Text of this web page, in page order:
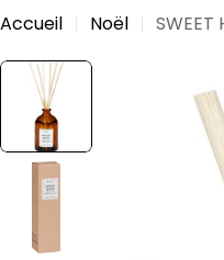
Accueil Noël